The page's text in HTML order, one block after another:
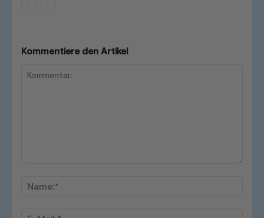
Kommentiere den Artikel